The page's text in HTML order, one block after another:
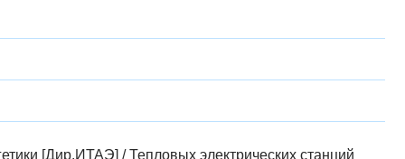
[Дир.ИТАЭ] /Тепловых электрических станций